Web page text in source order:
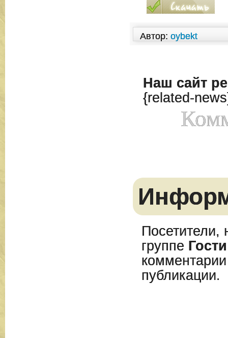
Автор: oybekt
Наш сайт
{related-
Посетители,
группе Гости
публикации.